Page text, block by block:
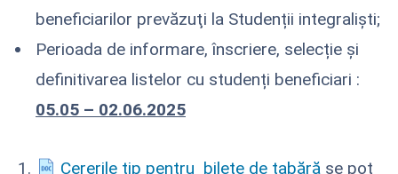
beneficiarilor prevăzuţi la Studenții integraliști;
Perioada de informare, înscriere, selecție și
definitivarea listelor cu studenți beneficiari :
05.05 – 02.06.2025
1. Cererile tip pentru bilete de tabără se pot